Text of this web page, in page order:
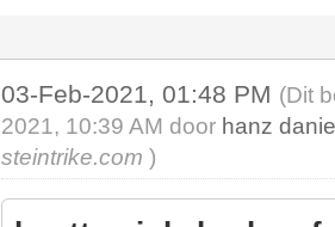
03-Feb-2021, 01:48 PM (Dit
2021, 10:39 AM door hanz
steintrike.com )